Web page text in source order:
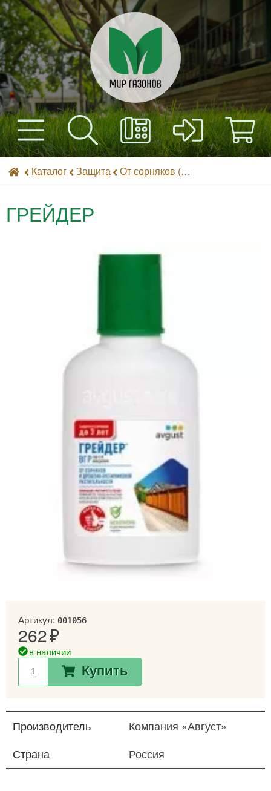
Каталог
Оплата
+7(495) 597-82-01
Найти
Мир газонов
Каталог Защита От сорняков (гербициды)
ГРЕЙДЕР
Артикул: 001056
262
в наличии
Купить
Производитель
Компания «Август»
Страна
Россия